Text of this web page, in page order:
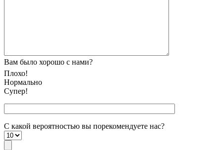
Вам было хорошо с нами?
Плохо!
Нормально
Супер!
С какой вероятностью вы порекомендуете наc?